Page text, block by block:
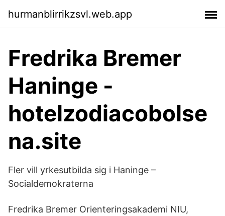
hurmanblirrikzsvl.web.app
Fredrika Bremer
Haninge -
hotelzodiacobolse
na.site
Fler vill yrkesutbilda sig i Haninge –
Socialdemokraterna
Fredrika Bremer Orienteringsakademi NIU,